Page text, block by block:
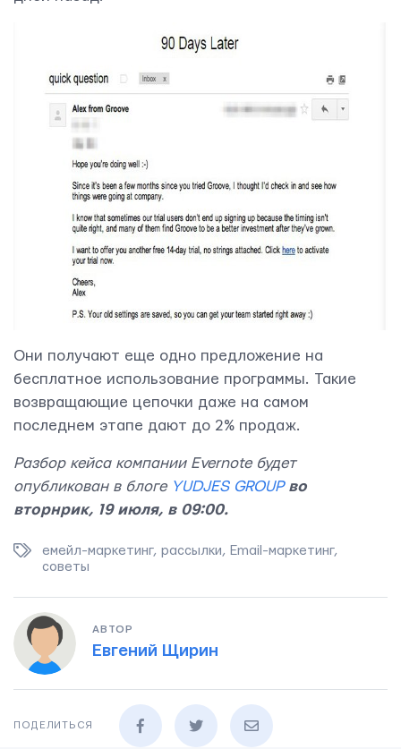
Они получают еще одно предложение на
бесплатное использование программы. Такие
возвращающие цепочки даже на самом
последнем этапе дают до 2% продаж.
Разбор кейса компании Evernote будет
опубликован в блоге YUDJES GROUP во
вторнрик, 19 июля, в 09:00.
емейл-маркетинг, рассылки , Email-маркетинг,
советы
АВТОР
Евгений Щирин
ПОДЕЛИТЬСЯ